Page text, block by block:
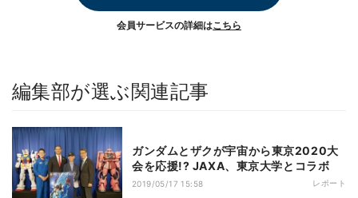
会員サービスの詳細はこちら
編集部が選ぶ関連記事
ガンダムとザクが宇宙から東京2020大
会を応援!? JAXA、東京大学とコラボ
2019/05/17 15:58 レポート